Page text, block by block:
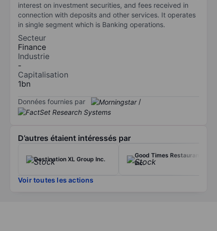
interest on investment securities, and fees received in
connection with deposits and other services. It operates
in single segment which is Banking operations.
Secteur
Finance
Industrie
-
Capitalisation
1bn
Données fournies par /
D’autres étaient intéressés par
Destination XL Group Inc.
Good Times Restaurants
Inc.
Voir toutes les actions